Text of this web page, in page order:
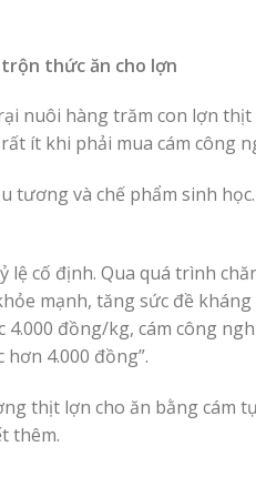
thức ăn cho lợn
nuôi hàng trăm con lợn
ít khi phải mua cám công
tương và chế phẩm sinh
cố định. Qua quá trình
mạnh, tăng sức đề kháng
đồng/kg, cám công
4.000 đồng”.
thịt lợn cho ăn bằng cám
thêm.